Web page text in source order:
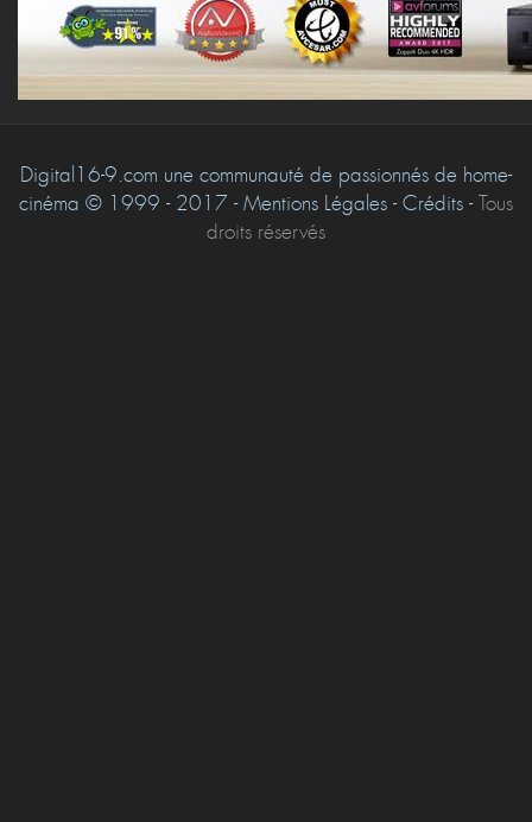
Digital16-9.com une communauté de passionnés de home-
cinéma © 1999 - 2017 - Mentions Légales - Crédits -Tous
droits réservés